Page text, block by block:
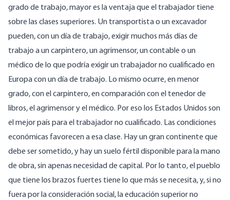
grado de trabajo, mayor es la ventaja que el trabajador tiene
sobre las clases superiores. Un transportista o un excavador
pueden, con un día de trabajo, exigir muchos más días de
trabajo a un carpintero, un agrimensor, un contable o un
médico de lo que podría exigir un trabajador no cualificado en
Europa con un día de trabajo. Lo mismo ocurre, en menor
grado, con el carpintero, en comparación con el tenedor de
libros, el agrimensor y el médico. Por eso los Estados Unidos son
el mejor país para el trabajador no cualificado. Las condiciones
económicas favorecen a esa clase. Hay un gran continente que
debe ser sometido, y hay un suelo fértil disponible para la mano
de obra, sin apenas necesidad de capital. Por lo tanto, el pueblo
que tiene los brazos fuertes tiene lo que más se necesita, y, si no
fuera por la consideración social, la educación superior no